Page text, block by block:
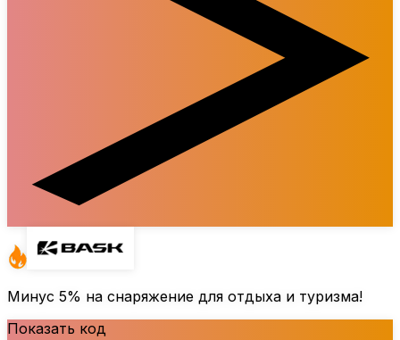
Минус 5% на снаряжение для отдыха и туризма!
Показать код